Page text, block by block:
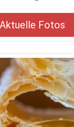
Aktuelle Fotos